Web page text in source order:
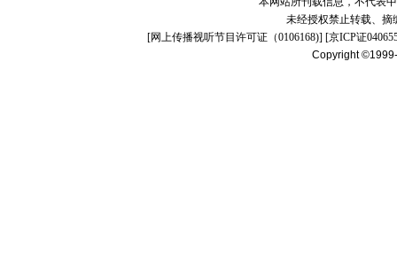
未经授权禁止转载、摘
[网上传播视听节目许可证（0106168)] [京ICP证
Copyright